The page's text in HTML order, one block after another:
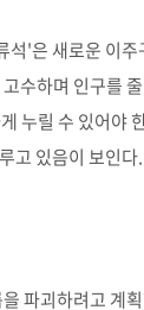
'은 새로운 이
수하며 인구를
누릴 수 있어야
고 있음이 보인
파괴하려고 계